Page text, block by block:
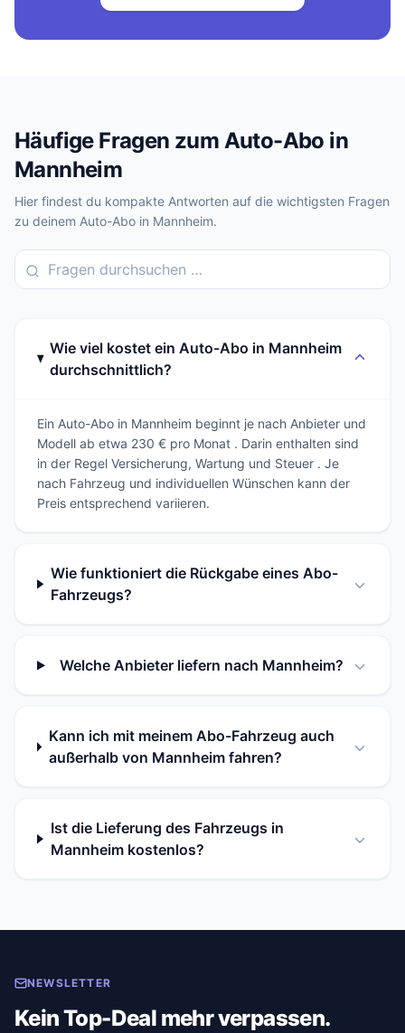
Häufige Fragen zum Auto-Abo in
Mannheim
Hier findest du kompakte Antworten auf die wichtigsten Fragen
zu deinem Auto-Abo in Mannheim.
Wie viel kostet ein Auto-Abo in Mannheim
durchschnittlich?
Ein Auto-Abo in Mannheim beginnt je nach Anbieter und
Modell ab etwa 230 € pro Monat . Darin enthalten sind
in der Regel Versicherung, Wartung und Steuer . Je
nach Fahrzeug und individuellen Wünschen kann der
Preis entsprechend variieren.
Wie funktioniert die Rückgabe eines Abo-
Fahrzeugs?
Welche Anbieter liefern nach Mannheim?
Kann ich mit meinem Abo-Fahrzeug auch
außerhalb von Mannheim fahren?
Ist die Lieferung des Fahrzeugs in
Mannheim kostenlos?
NEWSLETTER
Kein Top-Deal mehr verpassen.